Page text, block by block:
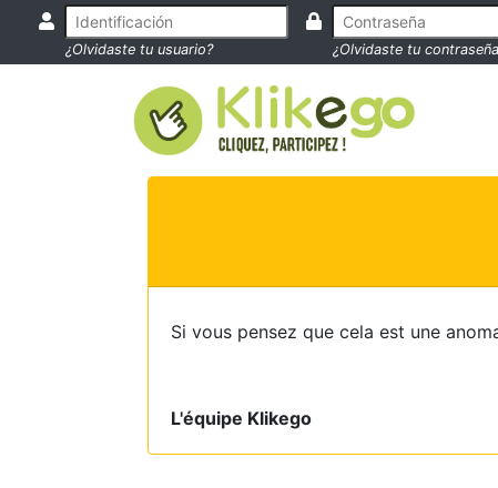
¿Olvidaste tu usuario? ¿Olvidaste tu
Si vous pensez que cela est une
L'équipe Klikego